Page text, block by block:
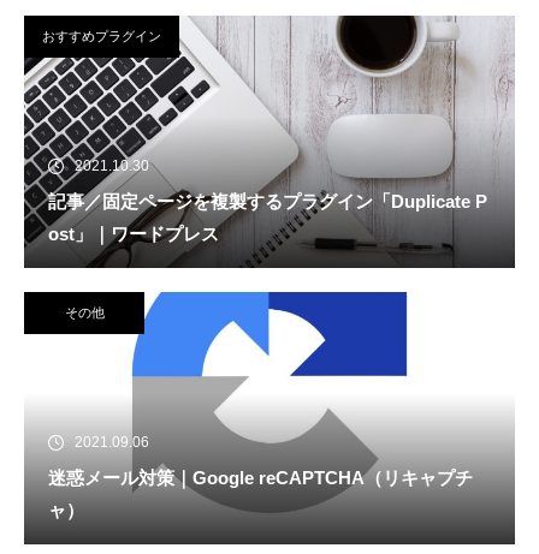
おすすめプラグイン
2021.10.30
記事／固定ページを複製するプラグイン「Duplicate P
ost」｜ワードプレス
その他
2021.09.06
迷惑メール対策｜Google reCAPTCHA（リキャプチ
ャ）